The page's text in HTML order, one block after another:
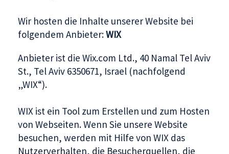
Wir hosten die Inhalte unserer Website bei
folgendem Anbieter:WIX
Anbieter ist die Wix.com Ltd., 40 Namal Tel Aviv
St., Tel Aviv 6350671, Israel (nachfolgend
„WIX“).
WIX ist ein Tool zum Erstellen und zum Hosten
von Webseiten. Wenn Sie unsere Website
besuchen, werden mit Hilfe von WIX das
Nutzerverhalten, die Besucherquellen, die